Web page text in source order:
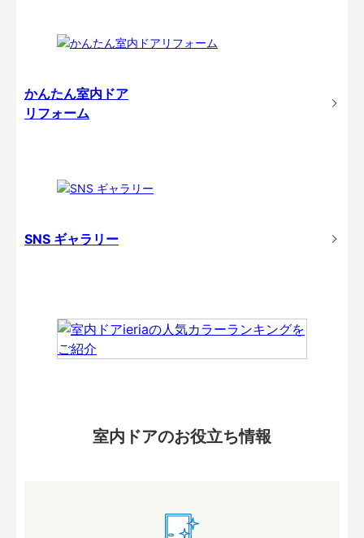
かんたん室内ドア
リフォーム
SNS ギャラリー
室内ドアのお役立ち情報